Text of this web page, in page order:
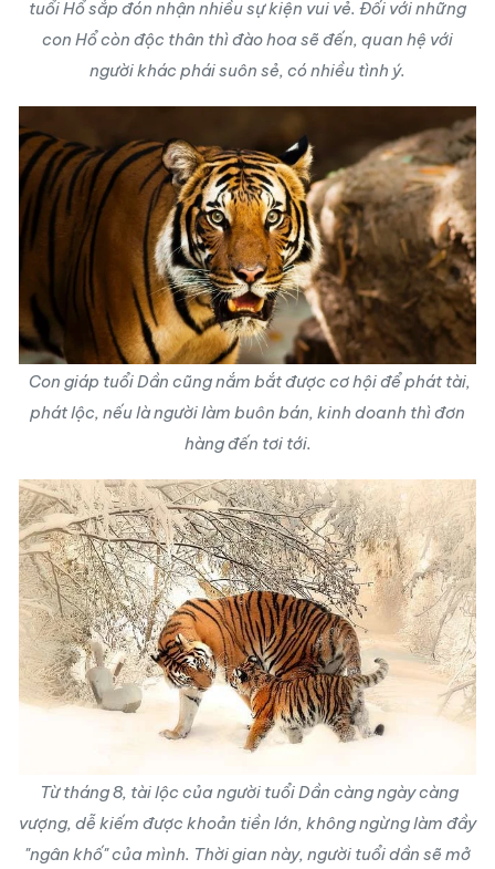
tuổi Hổ sắp đón nhận nhiều sự kiện vui vẻ. Đối với những
con Hổ còn độc thân thì đào hoa sẽ đến, quan hệ với
người khác phái suôn sẻ, có nhiều tình ý.
Con giáp tuổi Dần cũng nắm bắt được cơ hội để phát tài,
phát lộc, nếu là người làm buôn bán, kinh doanh thì đơn
hàng đến tơi tới.
Từ tháng 8, tài lộc của người tuổi Dần càng ngày càng
vượng, dễ kiếm được khoản tiền lớn, không ngừng làm đầy
"ngân khố" của mình. Thời gian này, người tuổi dần sẽ mở